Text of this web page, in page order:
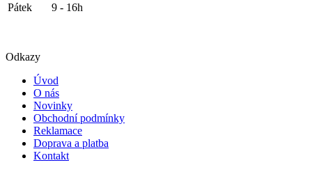
Pátek
9 - 16h
Odkazy
Úvod
O nás
Novinky
Obchodní podmínky
Reklamace
Doprava a platba
Kontakt